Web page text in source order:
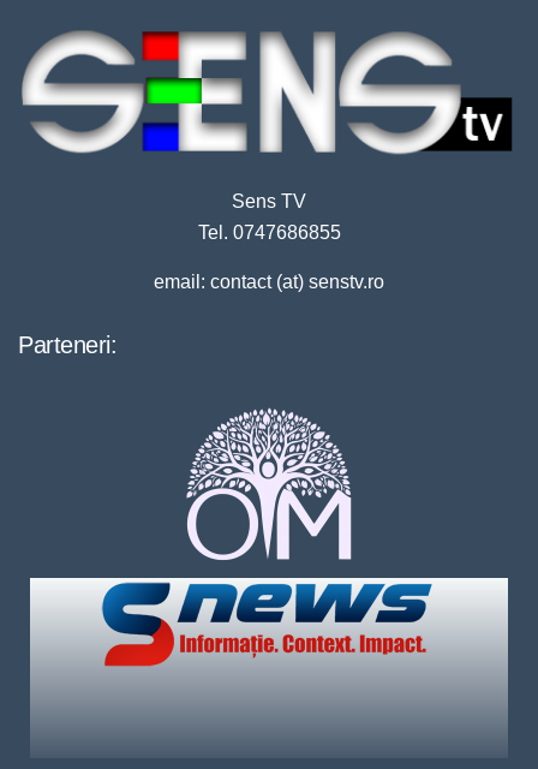
Sens TV
Tel. 0747686855
email: contact (at) senstv.ro
Parteneri: